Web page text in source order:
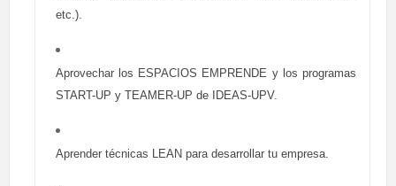
etc.).
Aprovechar los ESPACIOS EMPRENDE y los programas
START-UP y TEAMER-UP de IDEAS-UPV.
Aprender técnicas LEAN para desarrollar tu empresa.